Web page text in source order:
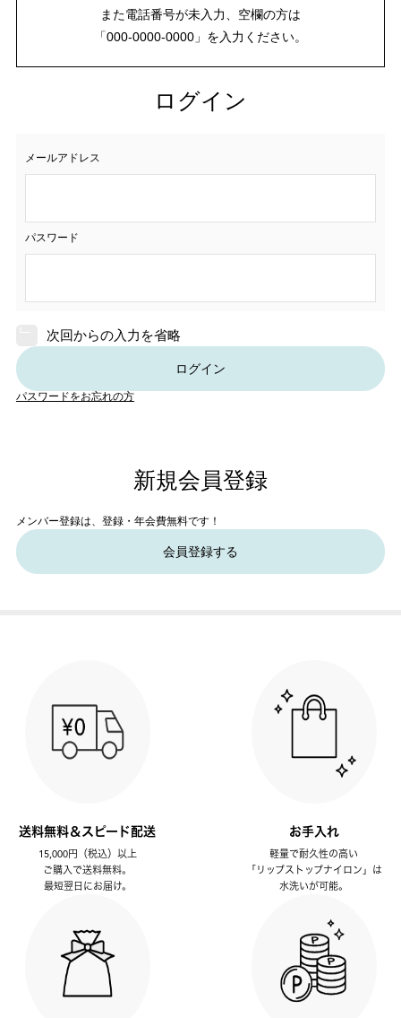
また電話番号が未入力、空欄の方は
「000-0000-0000」を入力ください。
ログイン
メールアドレス
パスワード
次回からの入力を省略
ログイン
パスワードをお忘れの方
新規会員登録
メンバー登録は、登録・年会費無料です！
会員登録する
送料無料＆スピード配送
15,000円（税込）以上
ご購入で送料無料。
最短翌日にお届け。
お手入れ
軽量で耐久性の高い
「リップストップナイロン」は
水洗いが可能。